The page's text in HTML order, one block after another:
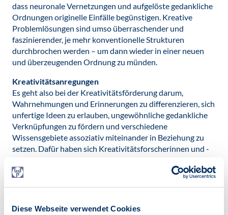
Diese Webseite verwendet Cookies
dass neuronale Vernetzungen und aufgelöste gedankliche
Ordnungen originelle Einfälle begünstigen. Kreative
Problemlösungen sind umso überraschender und
faszinierender, je mehr konventionelle Strukturen
durchbrochen werden – um dann wieder in einer neuen
und überzeugenden Ordnung zu münden.
Kreativitätsanregungen
Es geht also bei der Kreativitätsförderung darum,
Wahrnehmungen und Erinnerungen zu differenzieren, sich
unfertige Ideen zu erlauben, ungewöhnliche gedankliche
Verknüpfungen zu fördern und verschiedene
Wissensgebiete assoziativ miteinander in Beziehung zu
setzen. Dafür haben sich Kreativitätsforscherinnen und -
des chaotischen Schreibtischs, sondern viele weitere
verschiedene Sinnesmodalitäten verknüpfen, Analogien,